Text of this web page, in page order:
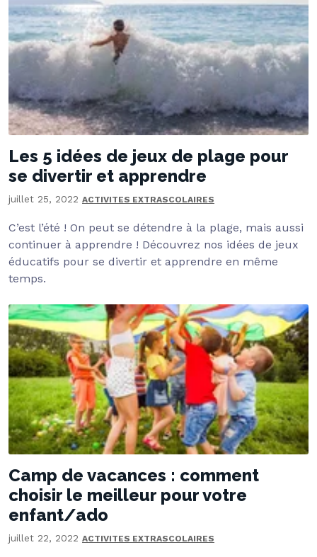
Les 5 idées de jeux de plage pour
se divertir et apprendre
juillet 25, 2022 ACTIVITES EXTRASCOLAIRES
C’est l’été ! On peut se détendre à la plage, mais aussi
continuer à apprendre ! Découvrez nos idées de jeux
éducatifs pour se divertir et apprendre en même
temps.
Camp de vacances : comment
choisir le meilleur pour votre
enfant/ado
juillet 22, 2022 ACTIVITES EXTRASCOLAIRES